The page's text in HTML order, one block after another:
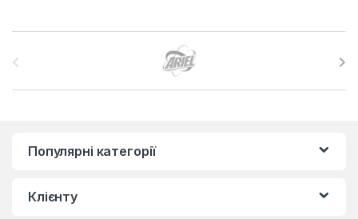
Популярні категорії
Клієнту